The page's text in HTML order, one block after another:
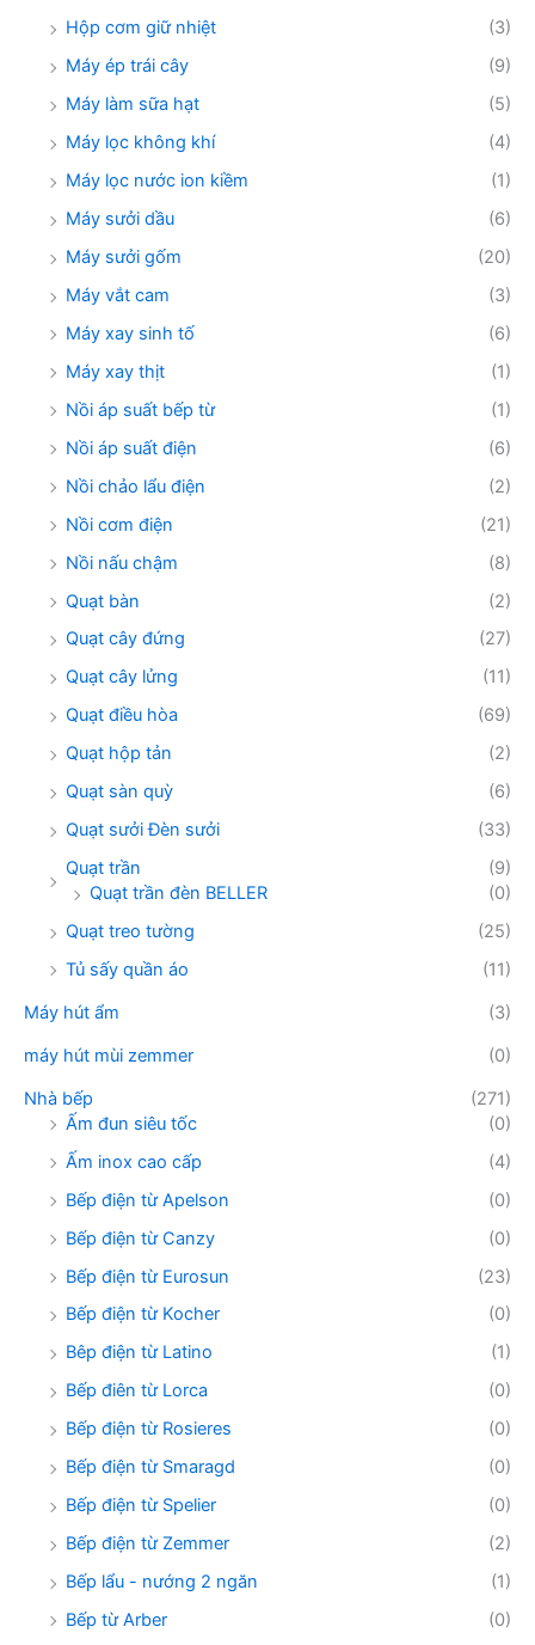
Hộp cơm giữ nhiệt
(3)
Máy ép trái cây
(9)
Máy làm sữa hạt
(5)
Máy lọc không khí
(4)
Máy lọc nước ion kiềm
(1)
Máy sưởi dầu
(6)
Máy sưởi gốm
(20)
Máy vắt cam
(3)
Máy xay sinh tố
(6)
Máy xay thịt
(1)
Nồi áp suất bếp từ
(1)
Nồi áp suất điện
(6)
Nồi chảo lẩu điện
(2)
Nồi cơm điện
(21)
Nồi nấu chậm
(8)
Quạt bàn
(2)
Quạt cây đứng
(27)
Quạt cây lửng
(11)
Quạt điều hòa
(69)
Quạt hộp tản
(2)
Quạt sàn quỳ
(6)
Quạt sưởi Đèn sưởi
(33)
Quạt trần
(9)
Quạt trần đèn BELLER
(0)
Quạt treo tường
(25)
Tủ sấy quần áo
(11)
Máy hút ẩm
(3)
máy hút mùi zemmer
(0)
Nhà bếp
(271)
Ấm đun siêu tốc
(0)
Ấm inox cao cấp
(4)
Bếp điện từ Apelson
(0)
Bếp điện từ Canzy
(0)
Bếp điện từ Eurosun
(23)
Bếp điện từ Kocher
(0)
Bêp điện từ Latino
(1)
Bếp điên từ Lorca
(0)
Bếp điện từ Rosieres
(0)
Bếp điện từ Smaragd
(0)
Bếp điện từ Spelier
(0)
Bếp điện từ Zemmer
(2)
Bếp lẩu - nướng 2 ngăn
(1)
Bếp từ Arber
(0)